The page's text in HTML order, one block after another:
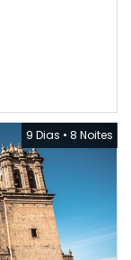
9 Dias • 8 Noites